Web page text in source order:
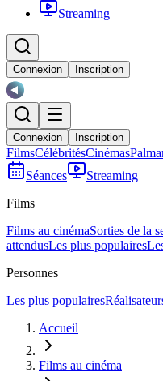
Streaming
Connexion Inscription
Connexion Inscription
FilmsCélébritésCinémas
Séances
Streaming
Films
Films au cinémaSorties de la
attendusLes plus populaires
Personnes
Les plus populaires
Accueil
Films au cinéma